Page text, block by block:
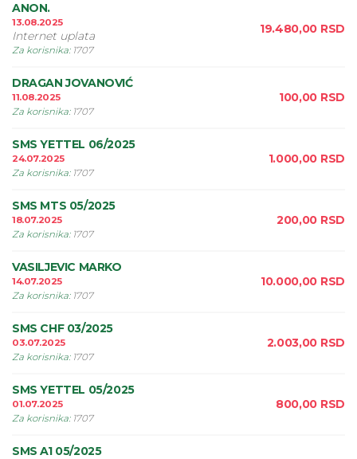
ANON.
13.08.2025
Internet uplata
Za korisnika: 1707
19.480,00 RSD
DRAGAN JOVANOVIĆ
11.08.2025
Za korisnika: 1707
100,00 RSD
SMS YETTEL 06/2025
24.07.2025
Za korisnika: 1707
1.000,00 RSD
SMS MTS 05/2025
18.07.2025
Za korisnika: 1707
200,00 RSD
VASILJEVIC MARKO
14.07.2025
Za korisnika: 1707
10.000,00 RSD
SMS CHF 03/2025
03.07.2025
Za korisnika: 1707
2.003,00 RSD
SMS YETTEL 05/2025
01.07.2025
Za korisnika: 1707
800,00 RSD
SMS A1 05/2025